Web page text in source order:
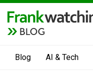
BLOG
Blog AI & Tech